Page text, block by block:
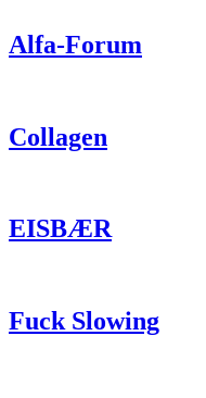
Alfa-Forum
Collagen
EISBÆR
Fuck Slowing